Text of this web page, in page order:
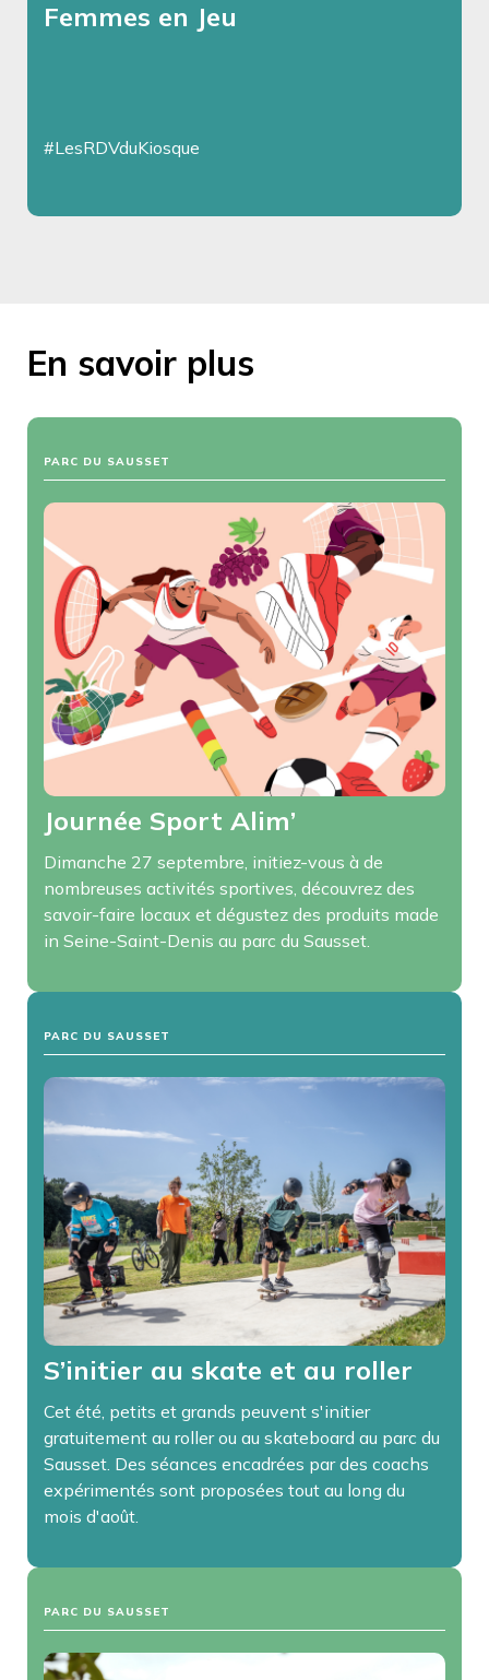
Femmes en Jeu
#LesRDVduKiosque
En savoir plus
PARC DU SAUSSET
Journée Sport Alim’
Dimanche 27 septembre, initiez-vous à de
nombreuses activités sportives, découvrez des
savoir-faire locaux et dégustez des produits made
in Seine-Saint-Denis au parc du Sausset.
PARC DU SAUSSET
S’initier au skate et au roller
Cet été, petits et grands peuvent s'initier
gratuitement au roller ou au skateboard au parc du
Sausset. Des séances encadrées par des coachs
expérimentés sont proposées tout au long du
mois d'août.
PARC DU SAUSSET